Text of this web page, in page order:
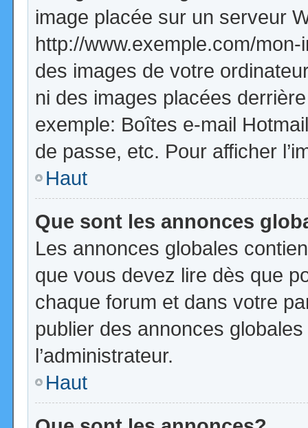
image placée sur un serveur
http://www.exemple.com/
des images de votre
ni des images placées
exemple: Boîtes e-mail
de passe, etc. Pour afficher
Haut
Que sont les annonces
Les annonces globales
que vous devez lire dès que
chaque forum et dans votre
publier des annonces
l’administrateur.
Haut